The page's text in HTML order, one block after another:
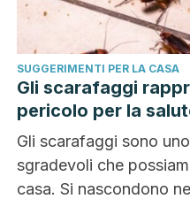
SUGGERIMENTI PER LA CASA
Gli scarafaggi
pericolo per la
Gli scarafaggi sono
sgradevoli che
casa. Si nascondono